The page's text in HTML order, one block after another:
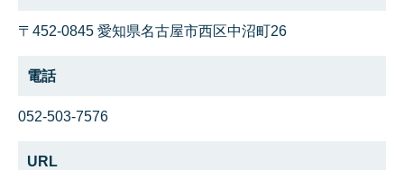
〒452-0845 愛知県名古屋市西区中沼町26
電話
052‐503‐7576
URL